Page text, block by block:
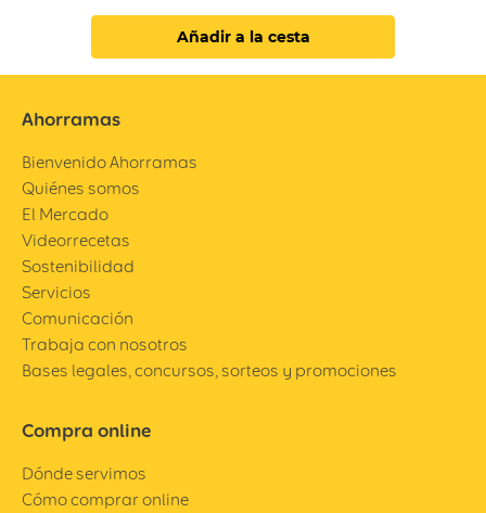
Añadir a la cesta
Ahorramas
Bienvenido Ahorramas
Quiénes somos
El Mercado
Videorrecetas
Sostenibilidad
Servicios
Comunicación
Trabaja con nosotros
Bases legales, concursos, sorteos y promociones
Compra online
Dónde servimos
Cómo comprar online